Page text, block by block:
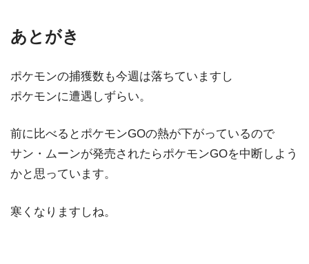
あとがき
ポケモンの捕獲数も今週は落ちていますし
ポケモンに遭遇しずらい。
前に比べるとポケモンGOの熱が下がっているので
サン・ムーンが発売されたらポケモンGOを中断しよう
かと思っています。
寒くなりますしね。